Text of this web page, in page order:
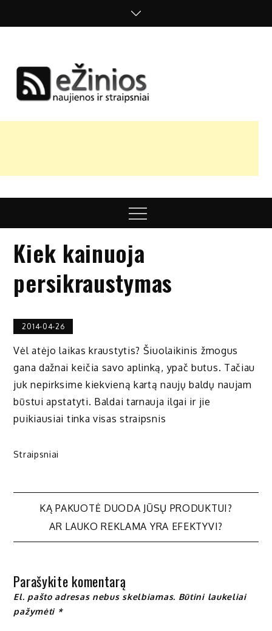
nuomonės
Menu
Kiek kainuoja
persikraustymas
2014-04-26
Vėl atėjo laikas kraustytis? Šiuolaikinis žmogus
gana dažnai keičia savo aplinką, ypač butus. Tačiau
juk nepirksime kiekvieną kartą naujų baldų naujam
būstui apstatyti. Baldai tarnauja ilgai ir jie
puikiausiai tinka visas straipsnis
Straipsniai
Navigacija
tarp
įrašų
KĄ PAKUOTĖ DUODA JŪSŲ PRODUKTUI?
AR LAUKO REKLAMA YRA EFEKTYVI?
Parašykite komentarą
El. pašto adresas nebus skelbiamas. Būtini laukeliai
pažymėti *